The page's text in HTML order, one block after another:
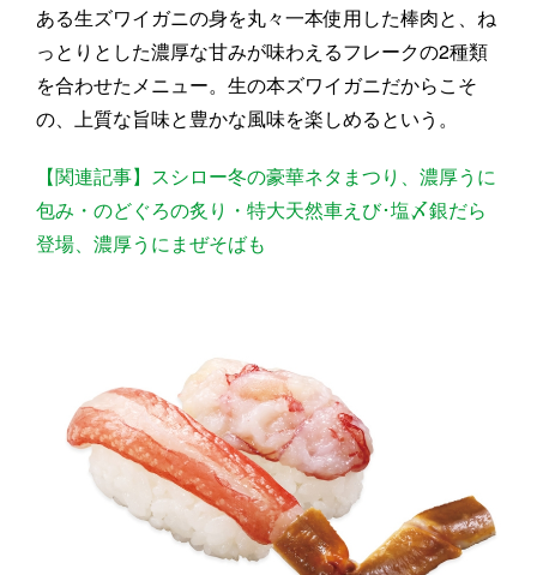
ある生ズワイガニの身を丸々一本使用した棒肉と、ね
っとりとした濃厚な甘みが味わえるフレークの2種類
を合わせたメニュー。生の本ズワイガニだからこそ
の、上質な旨味と豊かな風味を楽しめるという。
【関連記事】スシロー冬の豪華ネタまつり、濃厚うに
包み・のどぐろの炙り・特大天然車えび･塩〆銀だら
登場、濃厚うにまぜそばも